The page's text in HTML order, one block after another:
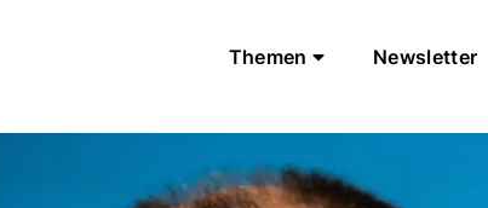
Themen Newsletter